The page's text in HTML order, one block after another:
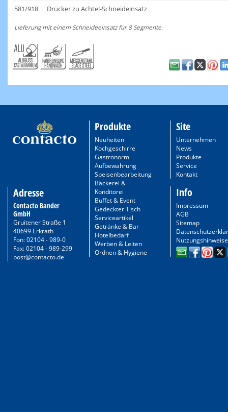
581/918
Drücker zu Achtel-Schneideinsatz
Lieferung mit einem Schneideeinsatz für 8 Segmente.
Adresse
Contacto Bander
GmbH
Gruitener Straße 1
40699 Erkrath
Fon: 02104 - 989-0
Fax: 02104 - 989-299
post@contacto.de
Produkte
Neuheiten
Kochgeschirre
Gastronorm
Aufbewahrung
Speisenbearbeitung
Bäckerei &
Konditorei
Buffet & Event
Gedeckter Tisch
Serviceartikel
Getränke & Bar
Hotelbedarf
Werben & Leiten
Ordnen & Hygiene
Site
Unternehmen
News
Produkte
Service
Kontakt
Info
Impressum
AGB
Sitemap
Nutzungshinweise